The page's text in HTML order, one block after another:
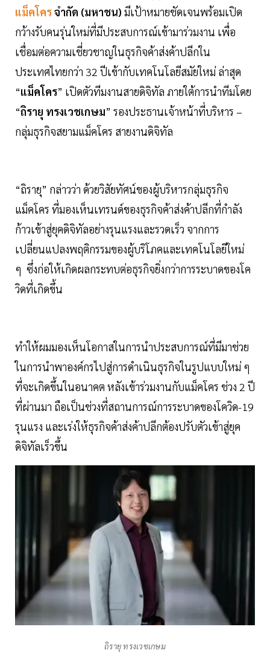
แม็คโครจำกัด (มหาชน) มีเป้าหมายชัดเจนพร้อมเปิด
กว้างรับคนรุ่นใหม่ที่มีประสบการณ์เข้ามาร่วมงาน เพื่อ
เชื่อมต่อความเชี่ยวชาญในธุรกิจค้าส่งค้าปลีกใน
ประเทศไทยกว่า 32 ปีเข้ากับเทคโนโลยีสมัยใหม่ ล่าสุด
“แม็คโคร” เปิดตัวทีมงานสายดิจิทัล ภายใต้การนำทีมโดย
“ถิรายุ ทรงเวชเกษม” รองประธานเจ้าหน้าที่บริหาร –
กลุ่มธุรกิจสยามแม็คโคร สายงานดิจิทัล
“ถิรายุ” กล่าวว่า ด้วยวิสัยทัศน์ของผู้บริหารกลุ่มธุรกิจ
แม็คโคร ที่มองเห็นเทรนด์ของธุรกิจค้าส่งค้าปลีกที่กำลัง
ก้าวเข้าสู่ยุคดิจิทัลอย่างรุนแรงและรวดเร็ว จากการ
เปลี่ยนแปลงพฤติกรรมของผู้บริโภคและเทคโนโลยีใหม่
ๆ ซึ่งก่อให้เกิดผลกระทบต่อธุรกิจยิ่งกว่าการระบาดของโค
วิดที่เกิดขึ้น
ทำให้ผมมองเห็นโอกาสในการนำประสบการณ์ที่มีมาช่วย
ในการนำพาองค์กรไปสู่การดำเนินธุรกิจในรูปแบบใหม่ ๆ
ที่จะเกิดขึ้นในอนาคต หลังเข้าร่วมงานกับแม็คโคร ช่วง 2 ปี
ที่ผ่านมา ถือเป็นช่วงที่สถานการณ์การระบาดของโควิด-19
รุนแรง และเร่งให้ธุรกิจค้าส่งค้าปลีกต้องปรับตัวเข้าสู่ยุค
ดิจิทัลเร็วขึ้น
ถิรายุ ทรงเวชเกษม